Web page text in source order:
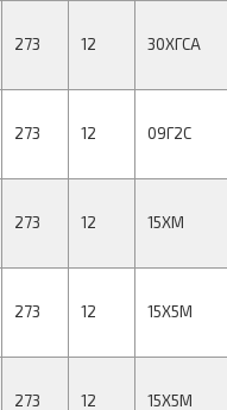
273 12 30ХГСА
273 12 09Г2С
273 12 15ХМ
273 12 15Х5М
273 12 15Х5М